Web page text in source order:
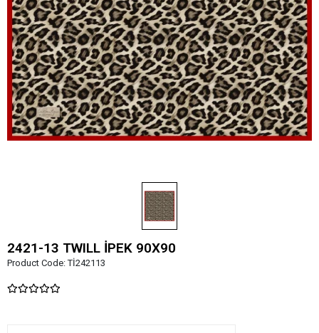
2421-13 TWILL İPEK 90X90
Product Code:Tİ242113